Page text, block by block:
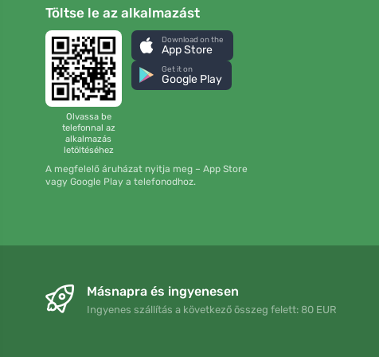
Töltse le az alkalmazást
Olvassa be
telefonnal az
alkalmazás
letöltéséhez
Download on the
App Store
Get it on
Google Play
A megfelelő áruházat nyitja meg – App Store
vagy Google Play a telefonodhoz.
Másnapra és ingyenesen
Ingyenes szállítás a következő összeg felett: 80 EUR